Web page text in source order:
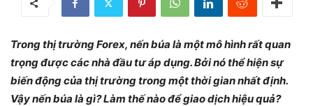
Trong thị trường Forex, nến búa là một mô hình rất quan
trọng được các nhà đầu tư áp dụng. Bởi nó thể hiện sự
biến động của thị trường trong một thời gian nhất định.
Vậy nến búa là gì? Làm thế nào để giao dịch hiệu quả?